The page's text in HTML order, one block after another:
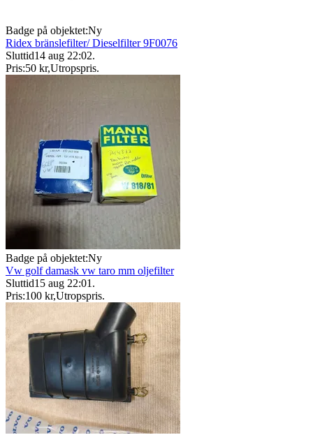
Badge på objektet:Ny
Ridex bränslefilter/ Dieselfilter 9F0076
Sluttid14 aug 22:02.
Pris:50 kr,Utropspris.
Badge på objektet:Ny
Vw golf damask vw taro mm oljefilter
Sluttid15 aug 22:01 .
Pris:100 kr,Utropspris.